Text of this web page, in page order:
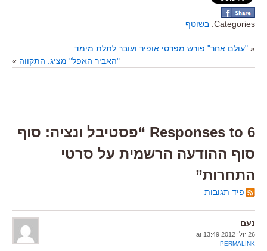
Categories: בשוטף
« "עולם אחר" פורש מפרסי אופיר ועובר לתלת מימד
"האביר האפל" מציג: התקווה »
6 Responses to “פסטיבל ונציה: סוף
סוף ההודעה הרשמית על סרטי
התחרות”
פיד תגובות
נעם
26 יולי 2012 at 13:49
PERMALINK